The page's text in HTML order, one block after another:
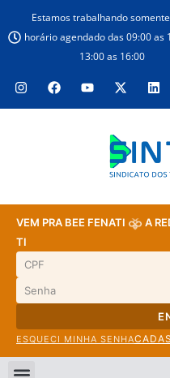
Estamos trabalhando
horário agendado das 09:00 as
13:00 as 16:00
VEM PRA BEE FENATI
A
TI
ESQUECI MINHA SENHA